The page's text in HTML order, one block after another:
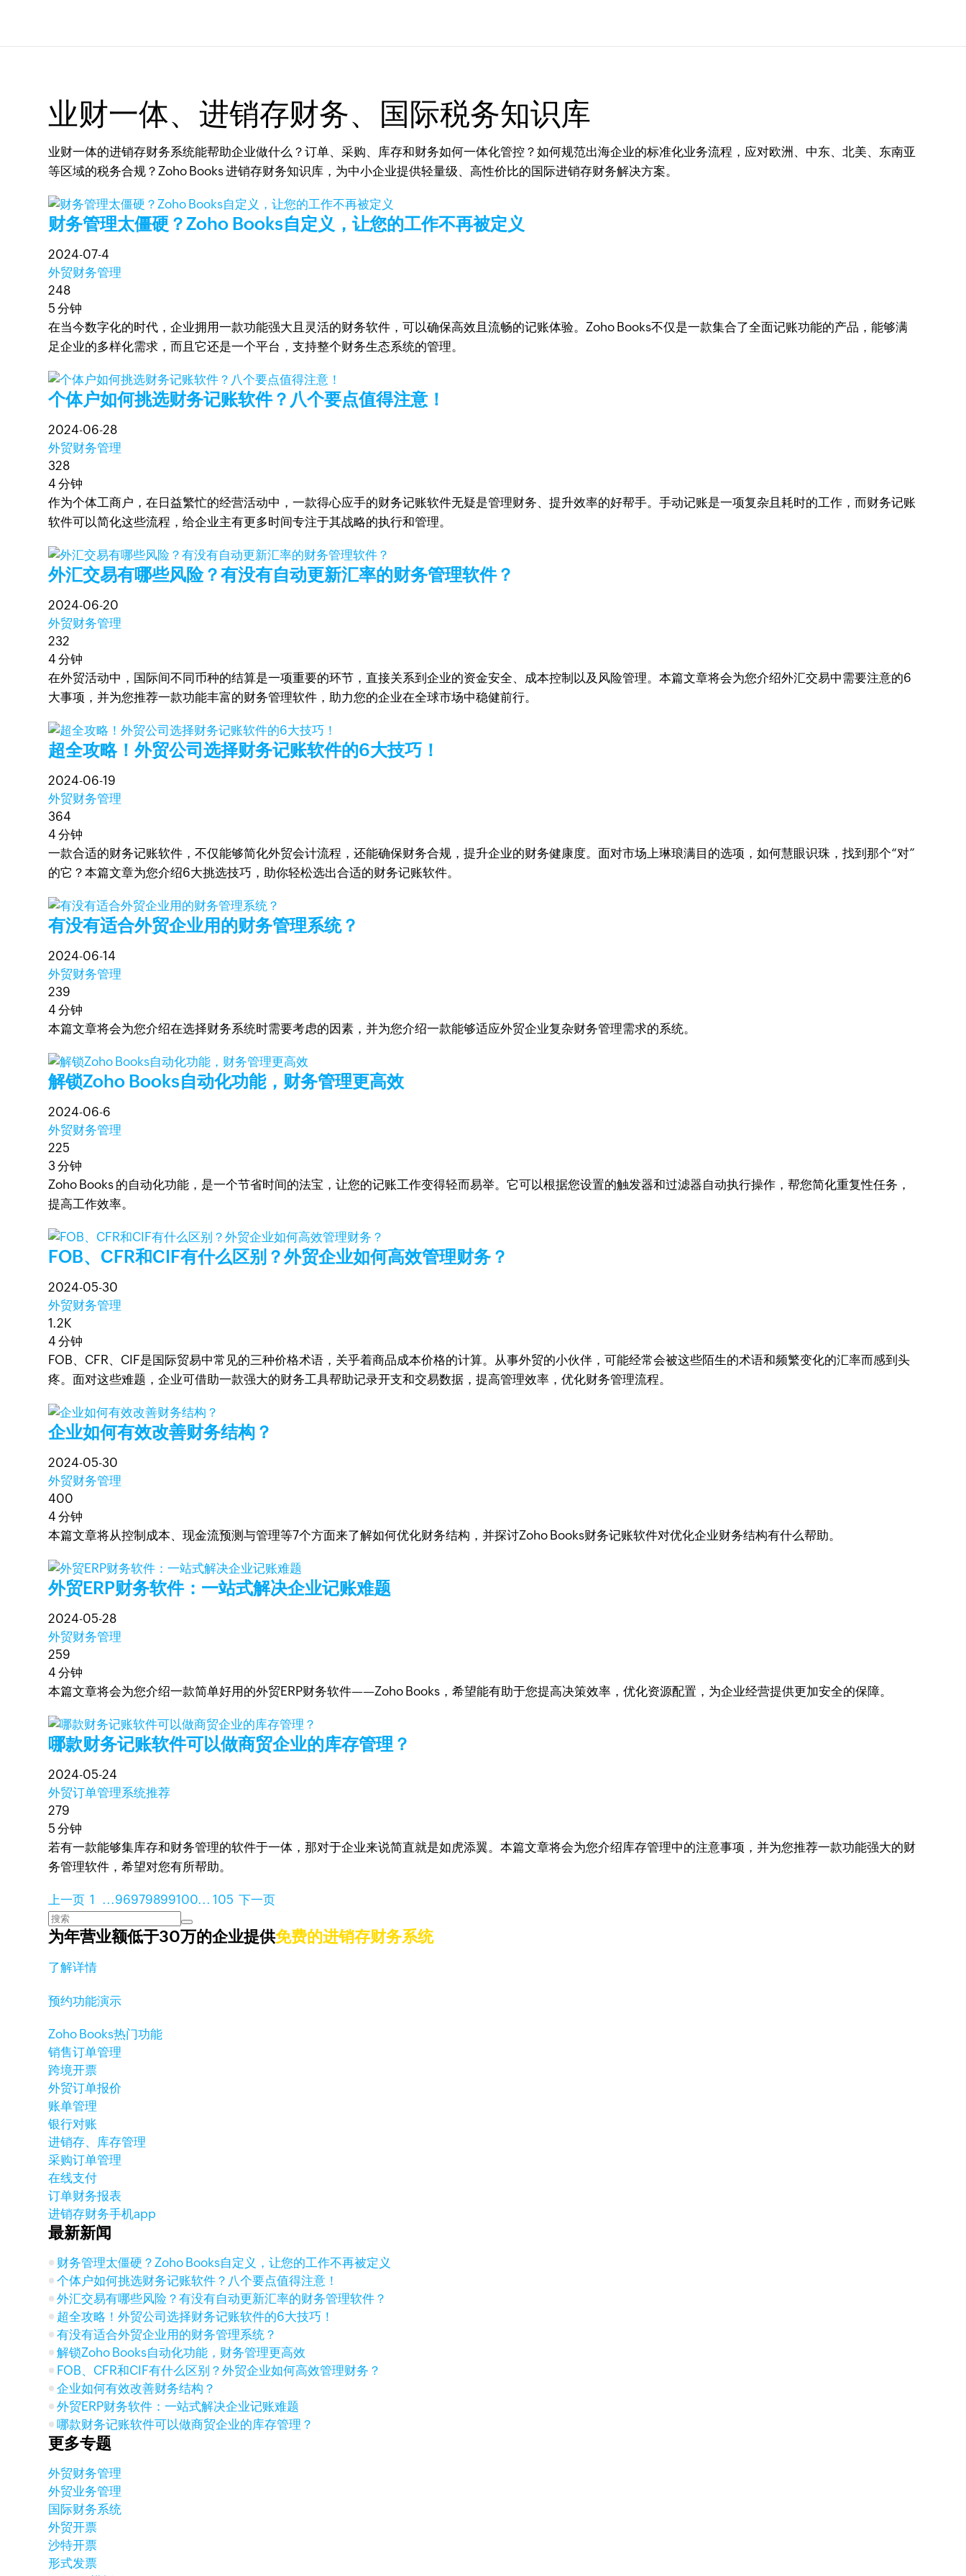
业财一体、进销存财务、国际税务知识库
业财一体的进销存财务系统能帮助企业做什么？订单、采购、库存和财务如何一体化管控？如何规范出海企业的标准化业务流程，应对欧洲、中东、北美、东南亚
等区域的税务合规？Zoho Books 进销存财务知识库，为中小企业提供轻量级、高性价比的国际进销存财务解决方案。
财务管理太僵硬？Zoho Books自定义，让您的工作不再被定义
2024-07-4
外贸财务管理
248
5 分钟
在当今数字化的时代，企业拥用一款功能强大且灵活的财务软件，可以确保高效且流畅的记账体验。Zoho Books不仅是一款集合了全面记账功能的产品，能够满
足企业的多样化需求，而且它还是一个平台，支持整个财务生态系统的管理。
个体户如何挑选财务记账软件？八个要点值得注意！
2024-06-28
外贸财务管理
328
4 分钟
作为个体工商户，在日益繁忙的经营活动中，一款得心应手的财务记账软件无疑是管理财务、提升效率的好帮手。手动记账是一项复杂且耗时的工作，而财务记账
软件可以简化这些流程，给企业主有更多时间专注于其战略的执行和管理。
外汇交易有哪些风险？有没有自动更新汇率的财务管理软件？
2024-06-20
外贸财务管理
232
4 分钟
在外贸活动中，国际间不同币种的结算是一项重要的环节，直接关系到企业的资金安全、成本控制以及风险管理。本篇文章将会为您介绍外汇交易中需要注意的6
大事项，并为您推荐一款功能丰富的财务管理软件，助力您的企业在全球市场中稳健前行。
超全攻略！外贸公司选择财务记账软件的6大技巧！
2024-06-19
外贸财务管理
364
4 分钟
一款合适的财务记账软件，不仅能够简化外贸会计流程，还能确保财务合规，提升企业的财务健康度。面对市场上琳琅满目的选项，如何慧眼识珠，找到那个“对”
的它？本篇文章为您介绍6大挑选技巧，助你轻松选出合适的财务记账软件。
有没有适合外贸企业用的财务管理系统？
2024-06-14
外贸财务管理
239
4 分钟
本篇文章将会为您介绍在选择财务系统时需要考虑的因素，并为您介绍一款能够适应外贸企业复杂财务管理需求的系统。
解锁Zoho Books自动化功能，财务管理更高效
2024-06-6
外贸财务管理
225
3 分钟
Zoho Books 的自动化功能，是一个节省时间的法宝，让您的记账工作变得轻而易举。它可以根据您设置的触发器和过滤器自动执行操作，帮您简化重复性任务，
提高工作效率。
FOB、CFR和CIF有什么区别？外贸企业如何高效管理财务？
2024-05-30
外贸财务管理
1.2K
4 分钟
FOB、CFR、CIF是国际贸易中常见的三种价格术语，关乎着商品成本价格的计算。从事外贸的小伙伴，可能经常会被这些陌生的术语和频繁变化的汇率而感到头
疼。面对这些难题，企业可借助一款强大的财务工具帮助记录开支和交易数据，提高管理效率，优化财务管理流程。
企业如何有效改善财务结构？
2024-05-30
外贸财务管理
400
4 分钟
本篇文章将从控制成本、现金流预测与管理等7个方面来了解如何优化财务结构，并探讨Zoho Books财务记账软件对优化企业财务结构有什么帮助。
外贸ERP财务软件：一站式解决企业记账难题
2024-05-28
外贸财务管理
259
4 分钟
本篇文章将会为您介绍一款简单好用的外贸ERP财务软件——Zoho Books，希望能有助于您提高决策效率，优化资源配置，为企业经营提供更加安全的保障。
哪款财务记账软件可以做商贸企业的库存管理？
2024-05-24
外贸订单管理系统推荐
279
5 分钟
若有一款能够集库存和财务管理的软件于一体，那对于企业来说简直就是如虎添翼。本篇文章将会为您介绍库存管理中的注意事项，并为您推荐一款功能强大的财
务管理软件，希望对您有所帮助。
上一页1 ...96979899100... 105 下一页
为年营业额低于30万的企业提供免费的进销存财务系统
了解详情
预约功能演示
Zoho Books热门功能
销售订单管理
跨境开票
外贸订单报价
账单管理
银行对账
进销存、库存管理
采购订单管理
在线支付
订单财务报表
进销存财务手机app
最新新闻
财务管理太僵硬？Zoho Books自定义，让您的工作不再被定义
个体户如何挑选财务记账软件？八个要点值得注意！
外汇交易有哪些风险？有没有自动更新汇率的财务管理软件？
超全攻略！外贸公司选择财务记账软件的6大技巧！
有没有适合外贸企业用的财务管理系统？
解锁Zoho Books自动化功能，财务管理更高效
FOB、CFR和CIF有什么区别？外贸企业如何高效管理财务？
企业如何有效改善财务结构？
外贸ERP财务软件：一站式解决企业记账难题
哪款财务记账软件可以做商贸企业的库存管理？
更多专题
外贸财务管理
外贸业务管理
国际财务系统
外贸开票
沙特开票
形式发票